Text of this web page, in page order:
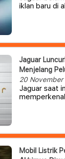
iklan baru di
Jaguar
Menjelang
Perusahaan
20
Jaguar saat
Mobil Listrik